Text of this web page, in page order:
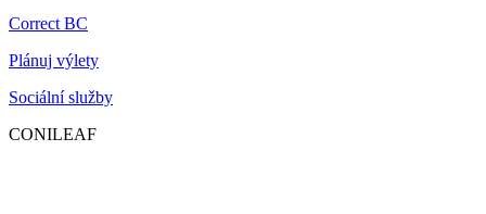
Correct BC
Plánuj výlety
Sociální služby
CONILEAF